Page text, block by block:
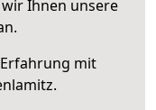
Ihnen unsere
mit
.